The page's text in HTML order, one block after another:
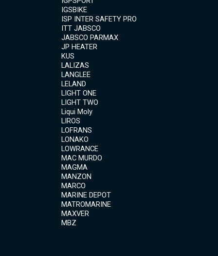
IGSBIKE
ISP INTER SAFETY PRO
ITT JABSCO
JABSCO PARMAX
JP HEATER
KUS
LALIZAS
LANGLEE
LELAND
LIGHT ONE
LIGHT TWO
Liqui Moly
LIROS
LOFRANS
LONAKO
LOWRANCE
MAC MURDO
MAGMA
MANZON
MARCO
MARINE DEPOT
MATROMARINE
MAXVER
MBZ